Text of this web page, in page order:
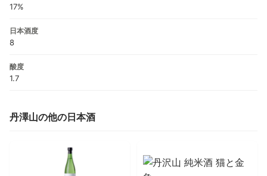
17%
日本酒度
8
酸度
1.7
丹澤山の他の日本酒